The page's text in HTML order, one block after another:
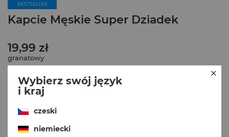
BESTSELLER
Kapcie Męskie Super Dziadek
19,99 zł
granatowy
Wybierz swój język
i kraj
czeski
niemiecki